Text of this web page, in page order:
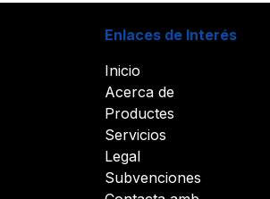
Enlaces de Interés
Inicio
Acerca de
Productes
Servicios
Legal
Subvenciones